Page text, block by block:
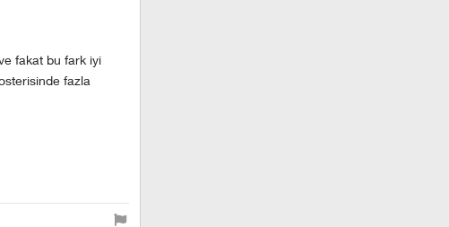
fakat bu fark iyi
fazla